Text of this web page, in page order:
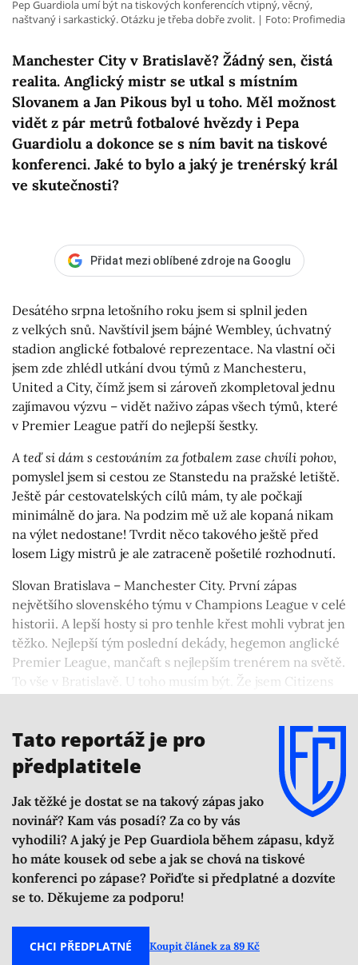
Manchester City v Bratislavě? Žádný sen, čistá
realita. Anglický mistr se utkal s místním
Slovanem a Jan Pikous byl u toho. Měl možnost
vidět z pár metrů fotbalové hvězdy i Pepa
Guardiolu a dokonce se s ním bavit na tiskové
konferenci. Jaké to bylo a jaký je trenérský král
ve skutečnosti?
Pep Guardiola umí být na tiskových konferencích vtipný, věcný,
naštvaný i sarkastický. Otázku je třeba dobře zvolit.
Foto: Profimedia
Přidat mezi oblíbené zdroje na Googlu
Desátého srpna letošního roku jsem si splnil jeden
z velkých snů. Navštívil jsem bájné Wembley, úchvatný
stadion anglické fotbalové reprezentace. Na vlastní oči
jsem zde zhlédl utkání dvou týmů z Manchesteru,
United a City, čímž jsem si zároveň zkompletoval jednu
zajímavou výzvu – vidět naživo zápas všech týmů, které
v Premier League patří do nejlepší šestky.
A teď si dám s cestováním za fotbalem zase chvíli pohov,
pomyslel jsem si cestou ze Stanstedu na pražské letiště.
Ještě pár cestovatelských cílů mám, ty ale počkají
minimálně do jara. Na podzim mě už ale kopaná nikam
na výlet nedostane! Tvrdit něco takového ještě před
losem Ligy mistrů je ale zatraceně pošetilé rozhodnutí.
Slovan Bratislava – Manchester City. První zápas
největšího slovenského týmu v Champions League v celé
historii. A lepší hosty si pro tenhle křest mohli vybrat jen
těžko. Nejlepší tým poslední dekády, hegemon anglické
Premier League, mančaft s nejlepším trenérem na světě.
To vše v Bratislavě. U toho musím být. Že jsem Citizens
Tato reportáž je pro
předplatitele
Jak těžké je dostat se na takový zápas jako
novinář? Kam vás posadí? Za co by vás
vyhodili? A jaký je Pep Guardiola během zápasu, když
ho máte kousek od sebe a jak se chová na tiskové
konferenci po zápase? Pořiďte si předplatné a dozvíte
se to. Děkujeme za podporu!
CHCI PŘEDPLATNÉ Koupit článek za 89 Kč